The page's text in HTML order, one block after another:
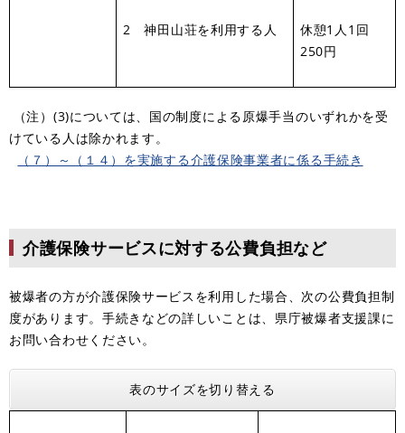
2 神田山荘を利用する人
休憩1人1回
250円
（注）(3)については、国の制度による原爆手当のいずれかを受
けている人は除かれます。
（７）～（１４）を実施する介護保険事業者に係る手続き
介護保険サービスに対する公費負担など
被爆者の方が介護保険サービスを利用した場合、次の公費負担制
度があります。手続きなどの詳しいことは、県庁被爆者支援課に
お問い合わせください。
表のサイズを切り替える